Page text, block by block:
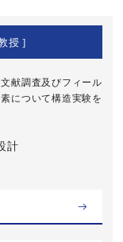
授 ]
献調査及びフィール
について構造実験を
計